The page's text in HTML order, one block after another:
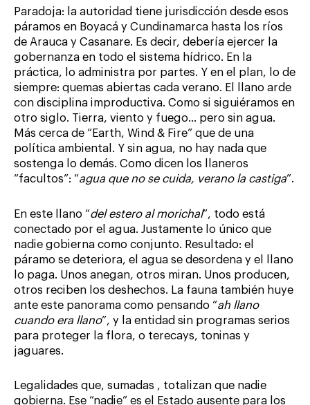
Paradoja: la autoridad tiene jurisdicción desde esos
páramos en Boyacá y Cundinamarca hasta los ríos
de Arauca y Casanare. Es decir, debería ejercer la
gobernanza en todo el sistema hídrico. En la
práctica, lo administra por partes. Y en el plan, lo de
siempre: quemas abiertas cada verano. El llano arde
con disciplina improductiva. Como si siguiéramos en
otro siglo. Tierra, viento y fuego… pero sin agua.
Más cerca de “Earth, Wind & Fire” que de una
política ambiental. Y sin agua, no hay nada que
sostenga lo demás. Como dicen los llaneros
“facultos”: “agua que no se cuida, verano la castiga”.
En este llano “del estero al morichal”, todo está
conectado por el agua. Justamente lo único que
nadie gobierna como conjunto. Resultado: el
páramo se deteriora, el agua se desordena y el llano
lo paga. Unos anegan, otros miran. Unos producen,
otros reciben los deshechos. La fauna también huye
ante este panorama como pensando “ah llano
cuando era llano”, y la entidad sin programas serios
para proteger la flora, o terecays, toninas y
jaguares.
Legalidades que, sumadas , totalizan que nadie
gobierna. Ese “nadie” es el Estado ausente para los